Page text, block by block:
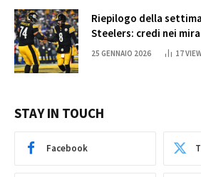
Riepilogo della
Steelers: credi nei
25 GENNAIO 2026 17
STAY IN TOUCH
Facebook